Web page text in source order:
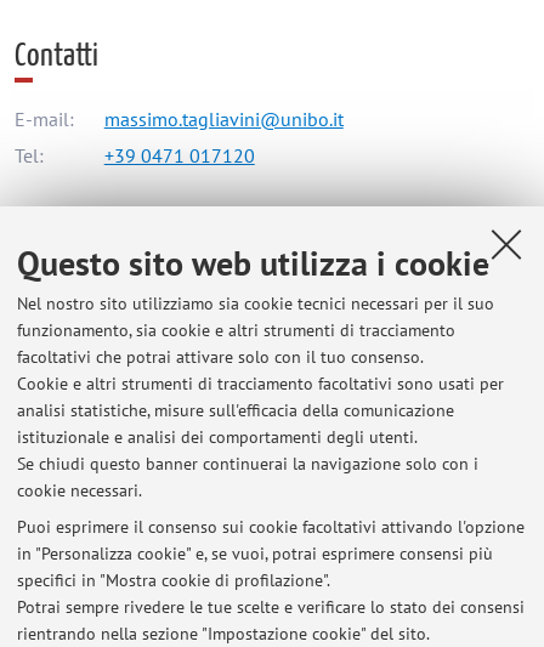
Questo sito web utilizza i cookie
Nel nostro sito utilizziamo sia cookie tecnici necessari per il suo
funzionamento, sia cookie e altri strumenti di tracciamento
facoltativi che potrai attivare solo con il tuo consenso.
Cookie e altri strumenti di tracciamento facoltativi sono usati per
analisi statistiche, misure sull'efficacia della comunicazione
istituzionale e analisi dei comportamenti degli utenti.
Se chiudi questo banner continuerai la navigazione solo con i
cookie necessari.
Puoi esprimere il consenso sui cookie facoltativi attivando l'opzione
in "Personalizza cookie" e, se vuoi, potrai esprimere consensi più
specifici in "Mostra cookie di profilazione".
Potrai sempre rivedere le tue scelte e verificare lo stato dei consensi
rientrando nella sezione "Impostazione cookie" del sito.
Contatti
E-mail:
massimo.tagliavini@unibo.it
Tel:
+39 0471 017120
Alma Mater Studiorum - Università di Bologna
Via Zamboni 33, Bologna - Vai alla mappa
Orario di ricevimento
for office hours please contact me at the following email
address: massimo.tagliavini@unibz.it
Ultimi avvisi
Next test in itinere - crop ecosystems IMaHS students 2017-18
Pubblicato il: 16 ottobre 2017